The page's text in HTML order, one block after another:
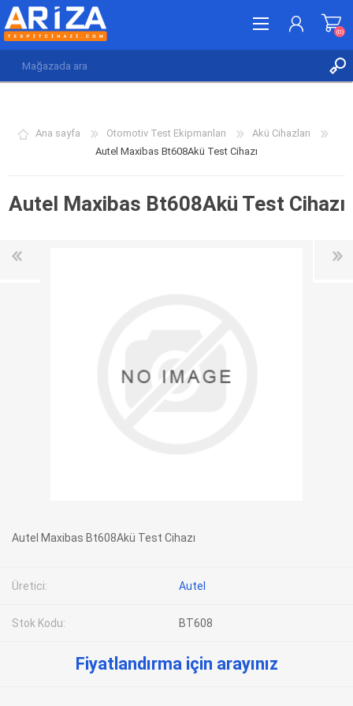
(0)
(0)
Ana sayfa Otomotiv Test Ekipmanları
Akü Cihazları
Autel Maxibas Bt608Akü Test Cihazı
Autel Maxibas Bt608Akü Test Cihazı
Autel Maxibas Bt608Akü Test Cihazı
Üretici: Autel
Stok Kodu: BT608
Fiyatlandırma için arayınız